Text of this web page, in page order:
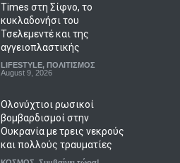
Times στη Σίφνο, το
κυκλαδονήσι του
Τσελεμεντέ και της
αγγειοπλαστικής
LIFESTYLE, ΠΟΛΙΤΙΣΜΟΣ
August 9, 2026
Ολονύχτιοι ρωσικοί
βομβαρδισμοί στην
Ουκρανία με τρεις νεκρούς
και πολλούς τραυματίες